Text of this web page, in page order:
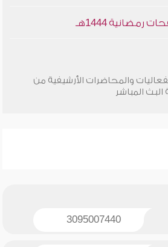
1444هـ
والمحاضرات الأرشيفية من
المباشر
3095007440